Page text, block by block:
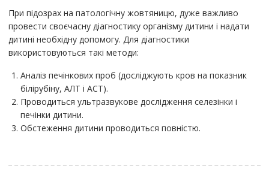
При підозрах на патологічну жовтяницю, дуже важливо
провести своєчасну діагностику організму дитини і надати
дитині необхідну допомогу. Для діагностики
використовуються такі методи:
Аналіз печінкових проб (досліджують кров на показник
білірубіну, АЛТ і АСТ).
Проводиться ультразвукове дослідження селезінки і
печінки дитини.
Обстеження дитини проводиться повністю.